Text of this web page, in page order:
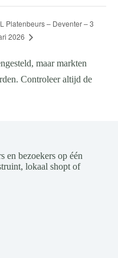
Platenbeurs – Deventer – 3
2026
maar markten
Controleer altijd de
en bezoekers op één
lokaal shopt of